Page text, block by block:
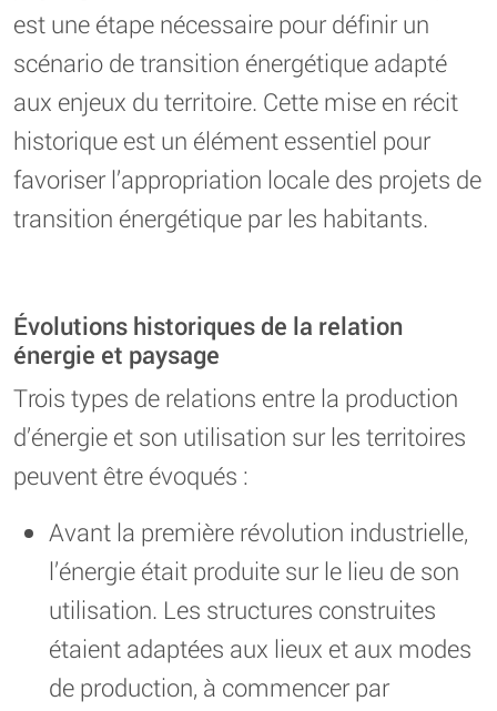
est une étape nécessaire pour définir un
scénario de transition énergétique adapté
aux enjeux du territoire. Cette mise en récit
historique est un élément essentiel pour
favoriser l’appropriation locale des projets de
transition énergétique par les habitants.
Évolutions historiques de la relation
énergie et paysage
Trois types de relations entre la production
d’énergie et son utilisation sur les territoires
peuvent être évoqués :
Avant la première révolution industrielle,
l’énergie était produite sur le lieu de son
utilisation. Les structures construites
étaient adaptées aux lieux et aux modes
de production, à commencer par